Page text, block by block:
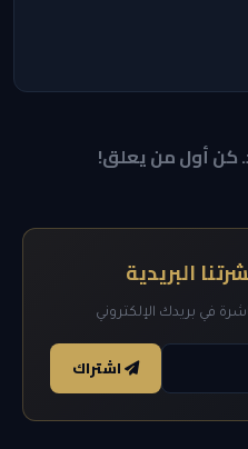
كن أول من يعلق!
البريدية
في بريدك الإلكتروني
اشتراك